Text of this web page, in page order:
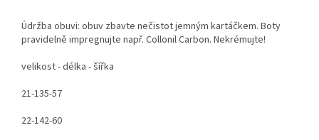
Údržba obuvi: obuv zbavte nečistot jemným kartáčkem. Boty
pravidelně impregnujte např. Collonil Carbon. Nekrémujte!
velikost - délka - šířka
21-135-57
22-142-60